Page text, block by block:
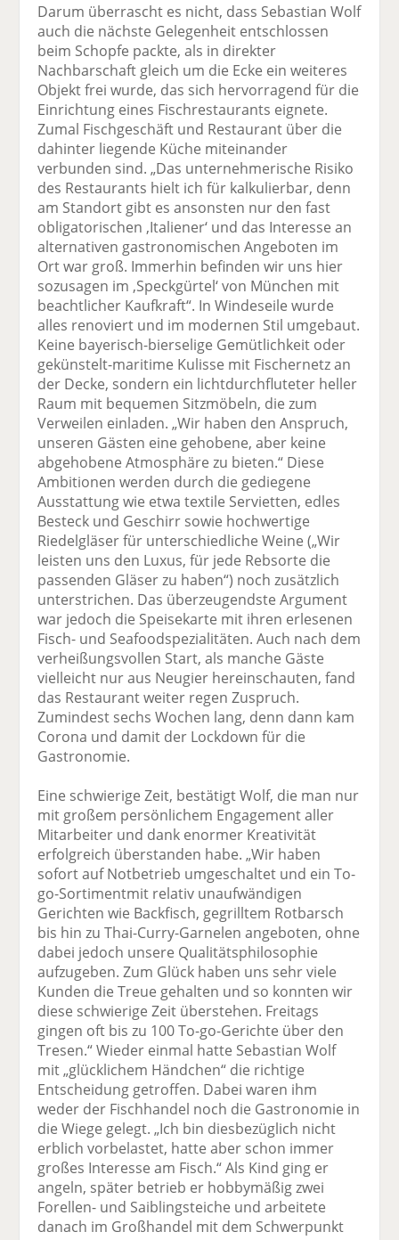
Darum überrascht es nicht, dass ­Sebastian Wolf
auch die nächste Gelegenheit entschlossen
beim Schopfe packte, als in direkter
Nachbarschaft gleich um die Ecke ein weiteres
Objekt frei wurde, das sich hervorragend für die
Einrichtung eines Fischrestaurants eignete.
Zumal Fischgeschäft und Restaurant über die
dahinter liegende Küche miteinander
verbunden sind. „Das unternehmerische Risiko
des Restaurants hielt ich für kalkulierbar, denn
am Standort gibt es ansonsten nur den fast
obligatorischen ‚Italiener‘ und das Interesse an
alternativen gastronomischen Angeboten im
Ort war groß. Immerhin befinden wir uns hier
sozusagen im ‚Speckgürtel‘ von München mit
beachtlicher Kaufkraft“. In Windeseile wurde
alles renoviert und im modernen Stil umgebaut.
Keine bayerisch-bierselige Gemütlichkeit oder
gekünstelt-maritime Kulisse mit Fischernetz an
der Decke, sondern ein lichtdurchfluteter heller
Raum mit bequemen Sitzmöbeln, die zum
Verweilen einladen. „Wir haben den Anspruch,
unseren Gästen eine gehobene, aber keine
abgehobene Atmosphäre zu bieten.“ Diese
Ambitionen werden durch die gediegene
Ausstattung wie etwa textile Servietten, edles
Besteck und Geschirr sowie hochwertige
Riedelgläser für unterschiedliche Weine („Wir
leisten uns den Luxus, für jede Rebsorte die
passenden Gläser zu haben“) noch zusätzlich
unterstrichen. Das überzeugendste Argument
war jedoch die Speisekarte mit ihren erlesenen
Fisch- und Seafoodspezialitäten. Auch nach dem
verheißungsvollen Start, als manche Gäste
vielleicht nur aus Neugier hereinschauten, fand
das Restaurant weiter regen Zuspruch.
Zumindest sechs Wochen lang, denn dann kam
Corona und damit der Lockdown für die
Gastronomie.
Eine schwierige Zeit, bestätigt Wolf, die man nur
mit großem persönlichem Engagement aller
Mitarbeiter und dank enormer Kreativität
erfolgreich überstanden habe. „Wir haben
sofort auf Notbetrieb umgeschaltet und ein To-
go-Sortimentmit relativ unaufwändigen
Gerichten wie Backfisch, gegrilltem Rotbarsch
bis hin zu Thai-Curry-Garnelen angeboten, ohne
dabei jedoch unsere Qualitätsphilosophie
aufzugeben. Zum Glück haben uns sehr viele
Kunden die Treue gehalten und so konnten wir
diese schwierige Zeit überstehen. Freitags
gingen oft bis zu 100 To-go-Gerichte über den
Tresen.“ Wieder einmal hatte Sebastian Wolf
mit „glücklichem Händchen“ die richtige
Entscheidung getroffen. Dabei waren ihm
weder der Fischhandel noch die Gastronomie in
die Wiege gelegt. „Ich bin diesbezüglich nicht
erblich vorbelastet, hatte aber schon immer
großes Interesse am Fisch.“ Als Kind ging er
angeln, später betrieb er hobbymäßig zwei
Forellen- und Saiblingsteiche und arbeitete
danach im Großhandel mit dem Schwerpunkt